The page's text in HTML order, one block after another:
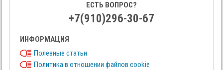
ЕСТЬ ВОПРОС?
+7(910)296-30-67
ИНФОРМАЦИЯ
Полезные статьи
Политика в отношении файлов cookie